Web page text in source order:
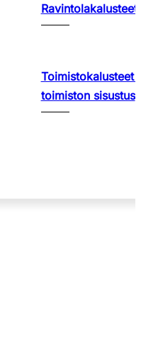
Ravintolakalusteet
Toimistokalusteet
toimiston sisustus